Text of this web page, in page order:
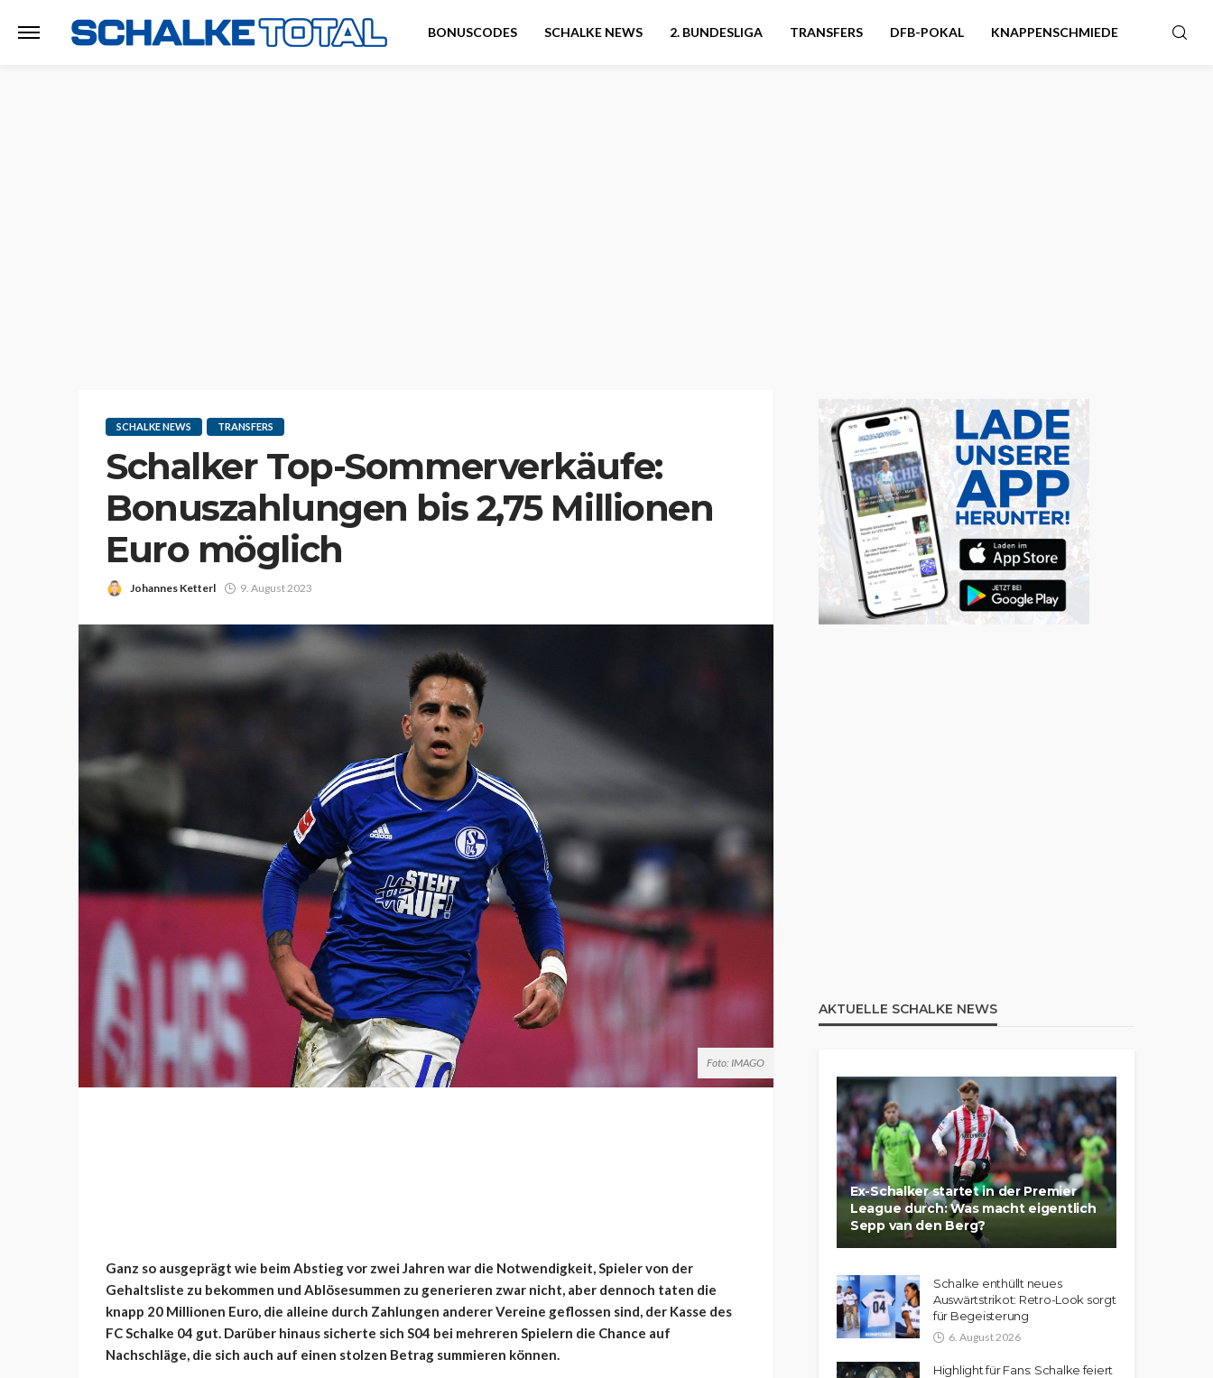
BONUSCODES SCHALKE NEWS 2. BUNDESLIGA TRANSFERS DFB-POKAL KNAPPENSCHMIEDE
SCHALKE NEWS TRANSFERS
Schalker Top-Sommerverkäufe:
Bonuszahlungen bis 2,75 Millionen
Euro möglich
Johannes Ketterl 9. August 2023
Foto: IMAGO
Ganz so ausgeprägt wie beim Abstieg vor zwei Jahren war die Notwendigkeit, Spieler von der
Gehaltsliste zu bekommen und Ablösesummen zu generieren zwar nicht, aber dennoch taten die
knapp 20 Millionen Euro, die alleine durch Zahlungen anderer Vereine geflossen sind, der Kasse des
FC Schalke 04 gut. Darüber hinaus sicherte sich S04 bei mehreren Spielern die Chance auf
Nachschläge, die sich auch auf einen stolzen Betrag summieren können.
AKTUELLE SCHALKE NEWS
Ex-Schalker startet in der Premier
League durch: Was macht eigentlich
Sepp van den Berg?
Schalke enthüllt neues
Auswärtstrikot: Retro-Look sorgt
für Begeisterung
6. August 2026
Highlight für Fans: Schalke feiert